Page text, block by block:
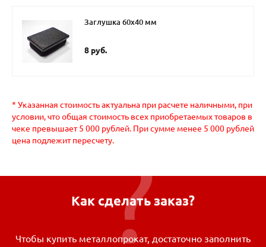
Заглушка 60х40 мм
8 руб.
* Указанная стоимость актуальна при расчете наличными, при
условии, что общая стоимость всех приобретаемых товаров в
чеке превышает 5 000 рублей. При сумме менее 5 000 рублей
цена подлежит пересчету.
Как сделать заказ?
Чтобы купить металлопрокат, достаточно заполнить